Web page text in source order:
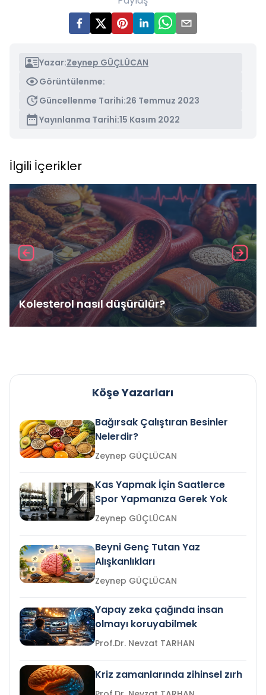
Yazar:Zeynep GÜÇLÜCAN
Görüntülenme:
Güncellenme Tarihi:26 Temmuz 2023
Yayınlanma Tarihi:15 Kasım 2022
İlgili İçerikler
Kolesterol nasıl düşürülür?
Köşe Yazarları
Bağırsak Çalıştıran Besinler
Nelerdir?
Zeynep GÜÇLÜCAN
Kas Yapmak İçin Saatlerce
Spor Yapmanıza Gerek Yok
Zeynep GÜÇLÜCAN
Beyni Genç Tutan Yaz
Alışkanlıkları
Zeynep GÜÇLÜCAN
Yapay zeka çağında insan
olmayı koruyabilmek
Prof.Dr. Nevzat TARHAN
Kriz zamanlarında zihinsel zırh